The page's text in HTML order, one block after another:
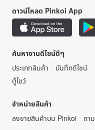
ดาวน์โหลด Pinkoi App
ค้นหางานดีไซน์ดีๆ
ประเภทสินค้า
บันทึกดีไซน์
ตู้โชว์
จำหน่ายสินค้า
ลงขายสินค้าบน Pinkoi
ถา